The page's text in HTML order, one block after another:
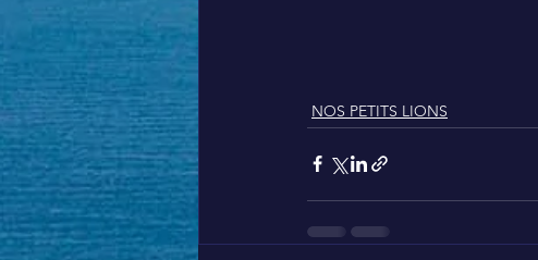
NOS PETITS LIONS